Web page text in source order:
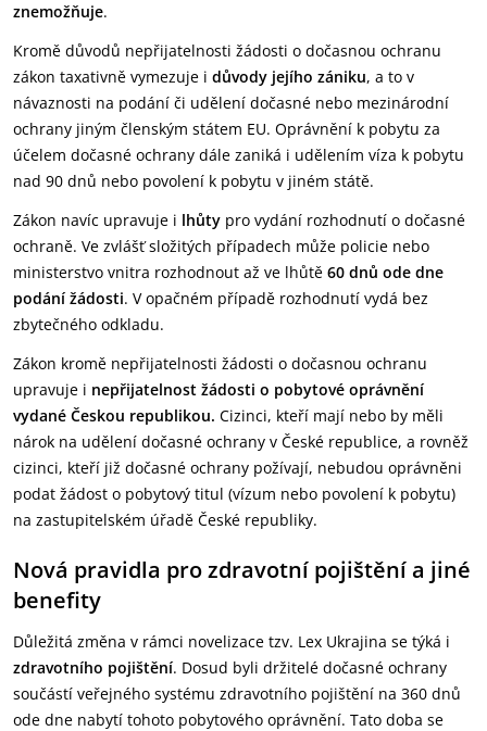
znemožňuje.
Kromě důvodů nepřijatelnosti žádosti o dočasnou ochranu
zákon taxativně vymezuje i důvody jejího zániku, a to v
návaznosti na podání či udělení dočasné nebo mezinárodní
ochrany jiným členským státem EU. Oprávnění k pobytu za
účelem dočasné ochrany dále zaniká i udělením víza k pobytu
nad 90 dnů nebo povolení k pobytu v jiném státě.
Zákon navíc upravuje i lhůty pro vydání rozhodnutí o dočasné
ochraně. Ve zvlášť složitých případech může policie nebo
ministerstvo vnitra rozhodnout až ve lhůtě 60 dnů ode dne
podání žádosti. V opačném případě rozhodnutí vydá bez
zbytečného odkladu.
Zákon kromě nepřijatelnosti žádosti o dočasnou ochranu
upravuje i nepřijatelnost žádosti o pobytové oprávnění
vydané Českou republikou. Cizinci, kteří mají nebo by měli
nárok na udělení dočasné ochrany v České republice, a rovněž
cizinci, kteří již dočasné ochrany požívají, nebudou oprávněni
podat žádost o pobytový titul (vízum nebo povolení k pobytu)
na zastupitelském úřadě České republiky.
Nová pravidla pro zdravotní pojištění a jiné
benefity
Důležitá změna v rámci novelizace tzv. Lex Ukrajina se týká i
zdravotního pojištění. Dosud byli držitelé dočasné ochrany
součástí veřejného systému zdravotního pojištění na 360 dnů
ode dne nabytí tohoto pobytového oprávnění. Tato doba se